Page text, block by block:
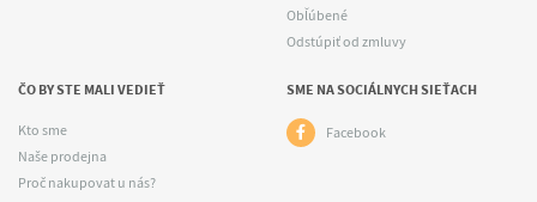
Obľúbené
Odstúpiť od zmluvy
ČO BY STE MALI VEDIEŤ
Kto sme
Naše prodejna
Proč nakupovat u nás?
SME NA SOCIÁLNYCH SIEŤACH
Facebook